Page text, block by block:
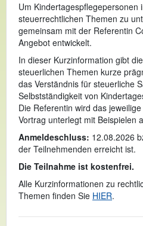
Um Kindertagespflegepersonen
steuerrechtlichen Themen zu
gemeinsam mit der Referentin
Angebot entwickelt.
In dieser Kurzinformation gibt
steuerlichen Themen kurze
das Verständnis für steuerliche
Selbstständigkeit von
Die Referentin wird das
Vortrag unterlegt mit Beispielen
Anmeldeschluss: 12.08.2026
der Teilnehmenden erreicht ist.
Die Teilnahme ist kostenfrei.
Alle Kurzinformationen zu
Themen finden Sie HIER​​​​​​​. ​​​​​​​